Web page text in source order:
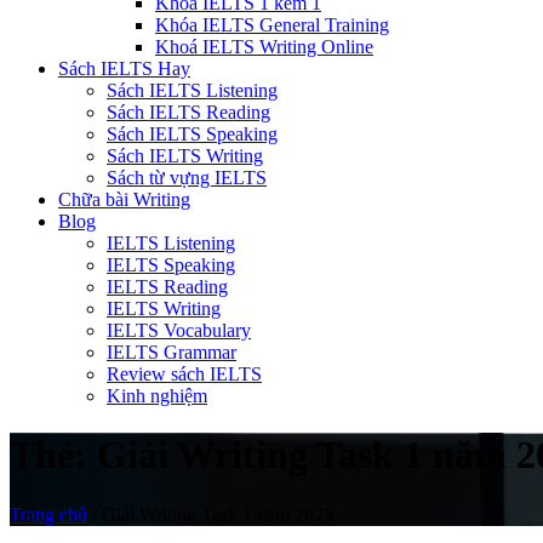
Khóa IELTS General Training
Khoá IELTS Writing Online
Sách IELTS Hay
Sách IELTS Listening
Sách IELTS Reading
Sách IELTS Speaking
Sách IELTS Writing
Sách từ vựng IELTS
Chữa bài Writing
Blog
IELTS Listening
IELTS Speaking
IELTS Reading
IELTS Writing
IELTS Vocabulary
IELTS Grammar
Review sách IELTS
Kinh nghiệm
Giải Writing Task 1 năm
Trang chủ